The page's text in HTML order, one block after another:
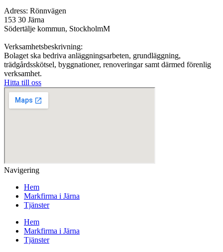
Adress: Rönnvägen
153 30 Järna
Södertälje kommun, StockholmM
Verksamhetsbeskrivning:
Bolaget ska bedriva anläggningsarbeten, grundläggning,
trädgårdsskötsel, byggnationer, renoveringar samt därmed förenlig
verksamhet.
Hitta till oss
Navigering
Hem
Markfirma i Järna
Tjänster
Hem
Markfirma i Järna
Tjänster